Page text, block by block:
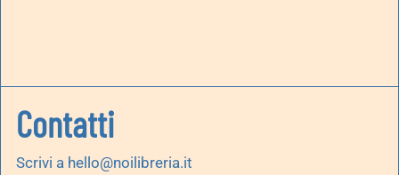
Contatti
Scrivi a hello@noilibreria.it